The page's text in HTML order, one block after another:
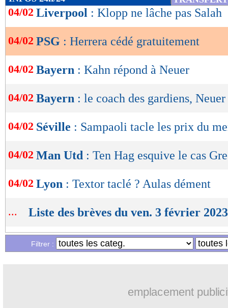
de
OK
04/02 Liverpool : Klopp ne lâche pas Salah
04/02 PSG : Herrera cédé gratuitement
04/02 Bayern : Kahn répond à Neuer
04/02 Bayern : le coach des gardiens,
04/02 Séville : Sampaoli tacle les prix du
04/02 Man Utd : Ten Hag esquive le cas
04/02 Lyon : Textor taclé ? Aulas dément
... Liste des brèves du ven. 3 février 2023
Liste des brèves du jeu. 2 février 2023
Filtrer :
emplacement